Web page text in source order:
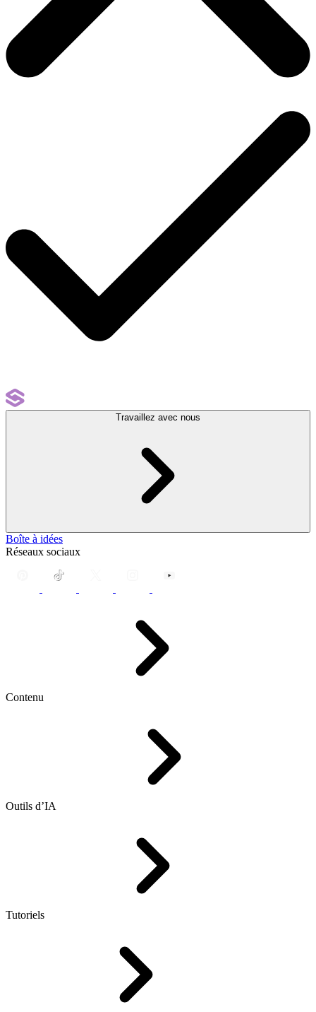
Travaillez avec nous
Boîte à idées
Réseaux sociaux
Contenu
Outils d’IA
Tutoriels